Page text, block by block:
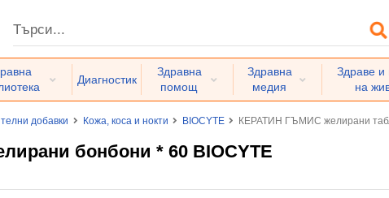
Диагностик
Здравна
помощ
Здравна
медия
Здраве и
на
добавки Кожа, коса и нокти BIOCYTE КЕРАТИН ГЪМИС желирани
бонбони * 60 BIOCYTE